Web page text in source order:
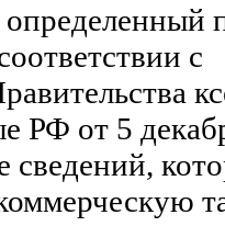
с
РФ от 5